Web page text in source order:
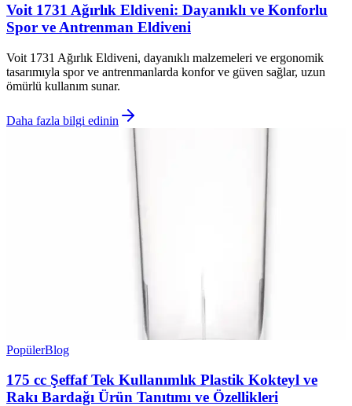
Voit 1731 Ağırlık Eldiveni: Dayanıklı ve Konforlu
Spor ve Antrenman Eldiveni
Voit 1731 Ağırlık Eldiveni, dayanıklı malzemeleri ve ergonomik
tasarımıyla spor ve antrenmanlarda konfor ve güven sağlar, uzun
ömürlü kullanım sunar.
Daha fazla bilgi edinin
PopülerBlog
175 cc Şeffaf Tek Kullanımlık Plastik Kokteyl ve
Rakı Bardağı Ürün Tanıtımı ve Özellikleri